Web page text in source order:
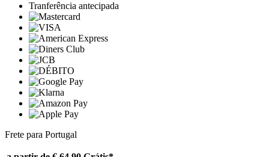
Tranferência antecipada
Frete para Portugal